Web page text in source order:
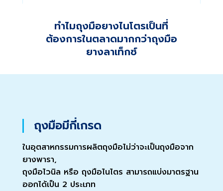
ทำไมถุงมือยางไนโตรเป็นที่
ต้องการในตลาดมากกว่าถุงมือ
ยางลาเท็กซ์
ถุงมือมีกี่เกรด
ในอุตสาหกรรมการผลิตถุงมือไม่ว่าจะเป็นถุงมือจาก
ยางพารา,
ถุงมือไวนิล หรือ ถุงมือไนไตร สามารถแบ่งมาตรฐาน
ออกได้เป็น 2 ประเภท